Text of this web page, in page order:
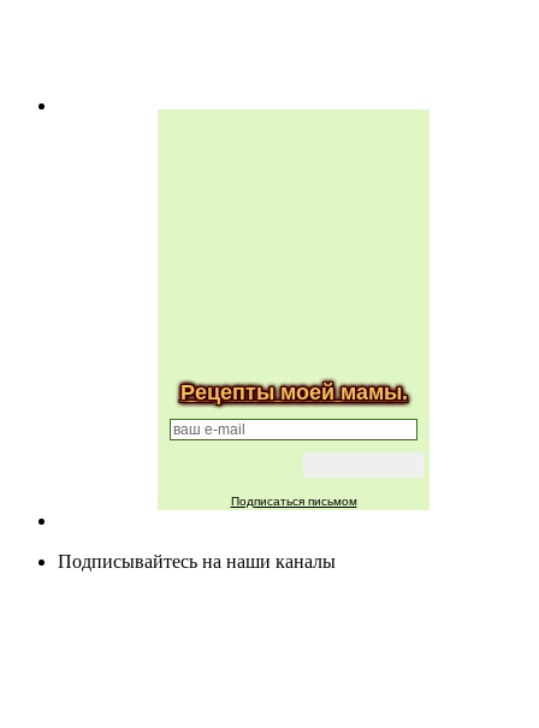
Рецепты моей мамы.
Подписаться письмом
Подписывайтесь на наши каналы